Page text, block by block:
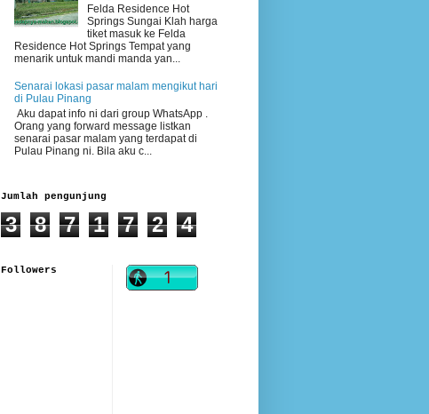
Felda Residence Hot
Springs Sungai Klah harga
tiket masuk ke Felda
Residence Hot Springs Tempat yang
menarik untuk mandi manda yan...
Senarai lokasi pasar malam mengikut hari
di Pulau Pinang
Aku dapat info ni dari group WhatsApp .
Orang yang forward message listkan
senarai pasar malam yang terdapat di
Pulau Pinang ni. Bila aku c...
Jumlah pengunjung
3 8 7 1 7 2 4
Followers